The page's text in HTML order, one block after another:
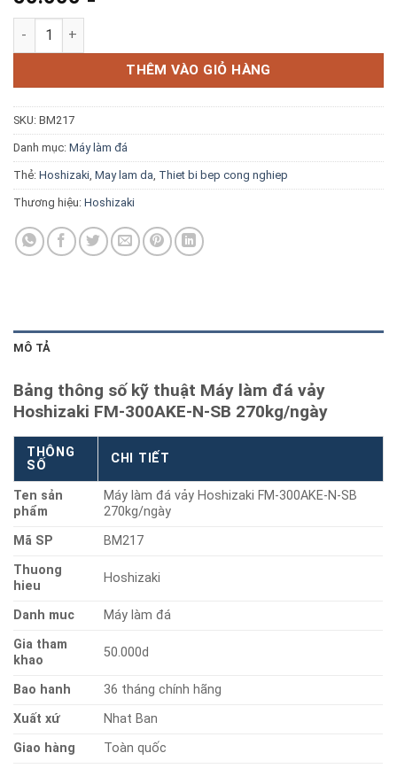
Blog kiến thức
Máy làm đá vảy Hoshizaki FM-300AKE-N-SB 270kg/ngày số
THÊM VÀO GIỎ HÀNG
SKU: BM217
Danh mục: Máy làm đá
Thẻ: Hoshizaki May lam da Thiet bi bep cong nghiep
Thương hiệu: Hoshizaki
MÔ TẢ
Bảng thông số kỹ thuật Máy làm đá vảy
Hoshizaki FM-300AKE-N-SB 270kg/ngày
THÔNG
SỐ
CHI TIẾT
Ten sản
phẩm
Máy làm đá vảy Hoshizaki FM-300AKE-N-SB
270kg/ngày
Mã SP
BM217
Thuong
hieu
Hoshizaki
Danh muc
Máy làm đá
Gia tham
khao
50.000d
Bao hanh
36 tháng chính hãng
Xuất xứ
Nhat Ban
Giao hàng
Toàn quốc